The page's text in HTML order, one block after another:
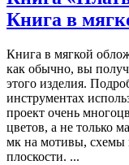
Книга в
Книга в мягкой
как обычно, вы
этого изделия.
инструментах
проект очень
цветов, а не только
мк на мотивы, схемы
плоскости. ...